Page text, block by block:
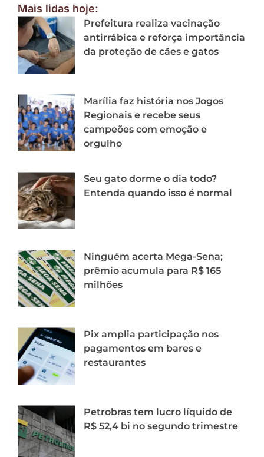
Mais lidas hoje:
Prefeitura realiza vacinação
antirrábica e reforça importância
da proteção de cães e gatos
Marília faz história nos Jogos
Regionais e recebe seus
campeões com emoção e
orgulho
Seu gato dorme o dia todo?
Entenda quando isso é normal
Ninguém acerta Mega-Sena;
prêmio acumula para R$ 165
milhões
Pix amplia participação nos
pagamentos em bares e
restaurantes
Petrobras tem lucro líquido de
R$ 52,4 bi no segundo trimestre